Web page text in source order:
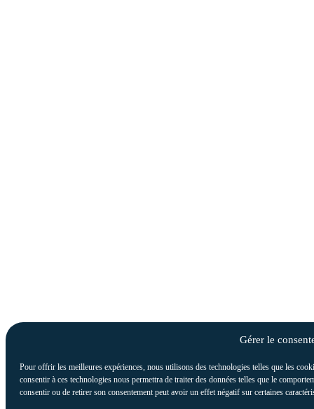
Gérer le
Pour offrir les meilleures expériences, nous utilisons des technologies telles que les
consentir à ces technologies nous permettra de traiter des données telles que le
consentir ou de retirer son consentement peut avoir un effet négatif sur certaines